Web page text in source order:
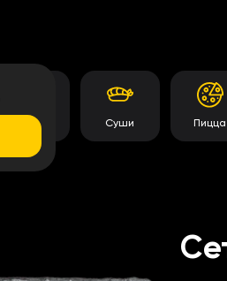
Темпура
роллы
Суши Пицца